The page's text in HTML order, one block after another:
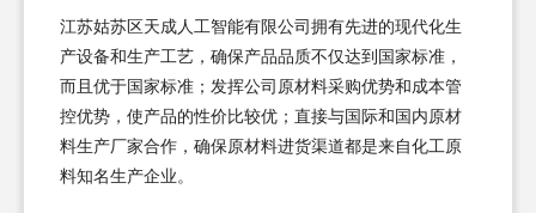
江苏姑苏区天成人工智能有限公司拥有先进的现代化生
产设备和生产工艺，确保产品品质不仅达到国家标准，
而且优于国家标准；发挥公司原材料采购优势和成本管
控优势，使产品的性价比较优；直接与国际和国内原材
料生产厂家合作，确保原材料进货渠道都是来自化工原
料知名生产企业。